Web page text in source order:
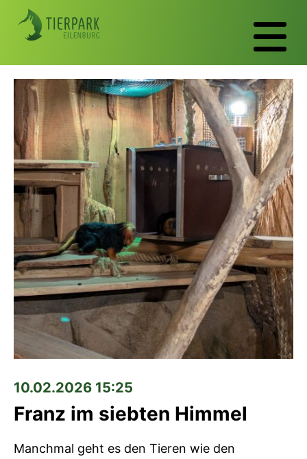
10.02.2026 15:25
Franz im siebten Himmel
Manchmal geht es den Tieren wie den